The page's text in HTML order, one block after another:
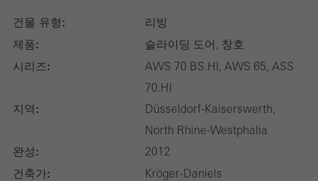
건물 유형: 리빙
제품: 슬라이딩 도어, 창호
시리즈:
AWS 70 BS.HI, AWS 65, ASS
70.HI
지역:
Düsseldorf-Kaiserswerth,
North Rhine-Westphalia
완성: 2012
건축가: Kröger-Daniels